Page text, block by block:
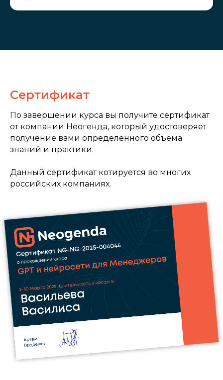
Сертификат
По завершении курса вы получите сертификат
от компании Неогенда, который удостоверяет
получение вами определенного объема
знаний и практики.
Данный сертификат котируется во многих
российских компаниях.